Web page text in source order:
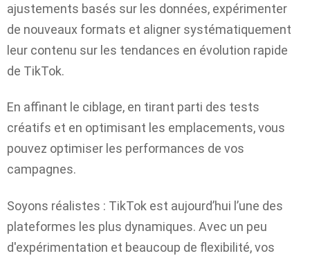
ajustements basés sur les données, expérimenter
de nouveaux formats et aligner systématiquement
leur contenu sur les tendances en évolution rapide
de TikTok.
En affinant le ciblage, en tirant parti des tests
créatifs et en optimisant les emplacements, vous
pouvez optimiser les performances de vos
campagnes.
Soyons réalistes : TikTok est aujourd’hui l’une des
plateformes les plus dynamiques. Avec un peu
d'expérimentation et beaucoup de flexibilité, vos